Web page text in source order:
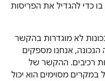
כדי להגדיל את הפריסות
לא מוגדרות בהקשר
אנחנו מספקים
רכיבים. ההקשר של
מסוימים הוא יכול